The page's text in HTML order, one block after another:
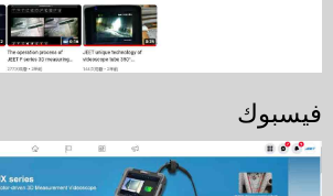
فيسبوك